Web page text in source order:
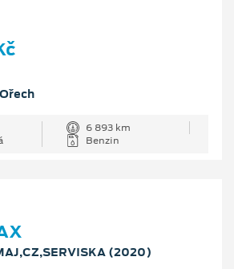
6 893 km
Benzin
(2020)